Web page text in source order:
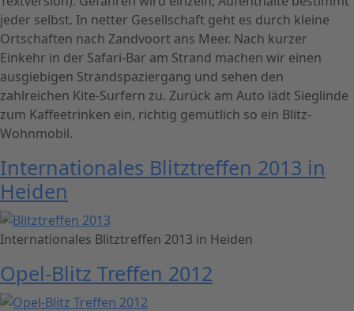
jeder selbst. In netter Gesellschaft geht es durch kleine
Ortschaften nach Zandvoort ans Meer. Nach kurzer
Einkehr in der Safari-Bar am Strand machen wir einen
ausgiebigen Strandspaziergang und sehen den
zahlreichen Kite-Surfern zu. Zurück am Auto lädt Sieglinde
zum Kaffeetrinken ein, richtig gemütlich so ein Blitz-
Wohnmobil.
Internationales Blitztreffen 2013 in
Heiden
Internationales Blitztreffen 2013 in Heiden
Opel-Blitz Treffen 2012